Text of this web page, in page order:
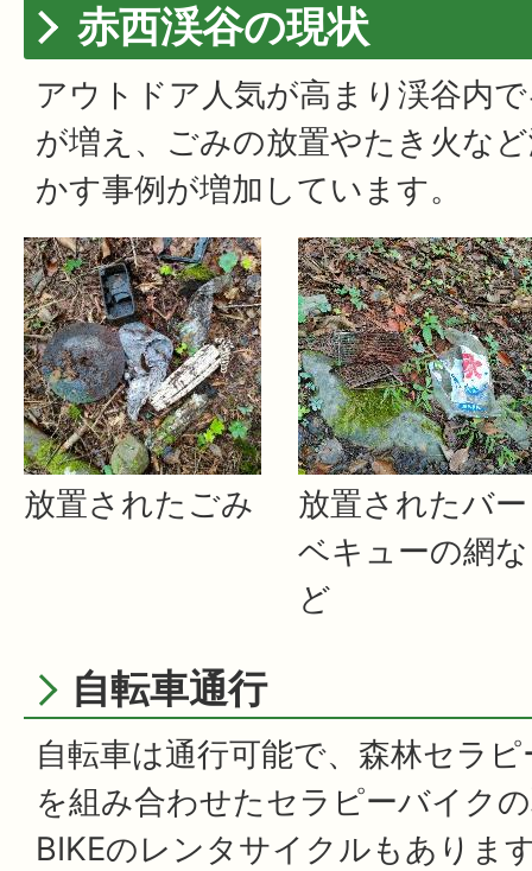
赤西渓谷の現状
アウトドア人気が高まり渓谷内
が増え、ごみの放置やたき火な
かす事例が増加しています。
放置されたごみ
放置されたバー
ベキューの網な
ど
自転車通行
自転車は通行可能で、森林セラ
を組み合わせたセラピーバイク
BIKEのレンタサイクルもありま